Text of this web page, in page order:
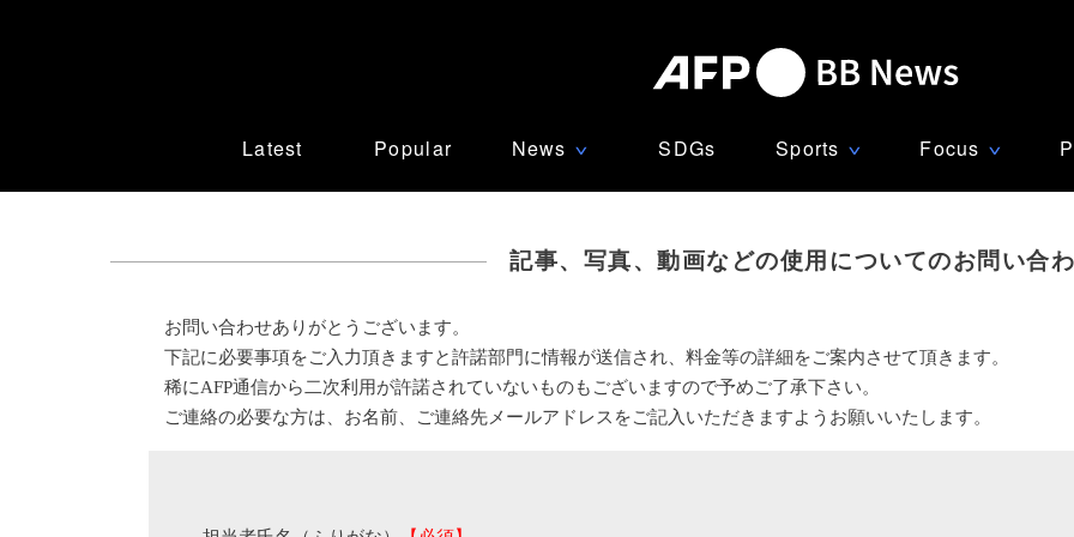
Latest Popular News ∨ SDGs Sports ∨ Focus ∨
記事、写真、動画などの使用についてのお問い合
お問い合わせありがとうございます。
下記に必要事項をご入力頂きますと許諾部門に情報が送信され、料金等の詳細をご案内させて頂きます。
稀にAFP通信から二次利用が許諾されていないものもございますので予めご了承下さい。
ご連絡の必要な方は、お名前、ご連絡先メールアドレスをご記入いただきますようお願いいたします。